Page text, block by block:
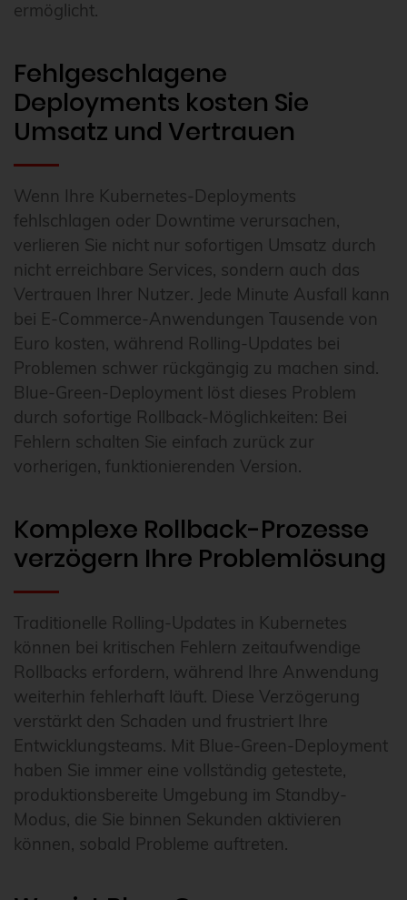
ermöglicht.
Fehlgeschlagene
Deployments kosten Sie
Umsatz und Vertrauen
Wenn Ihre Kubernetes-Deployments
fehlschlagen oder Downtime verursachen,
verlieren Sie nicht nur sofortigen Umsatz durch
nicht erreichbare Services, sondern auch das
Vertrauen Ihrer Nutzer. Jede Minute Ausfall kann
bei E-Commerce-Anwendungen Tausende von
Euro kosten, während Rolling-Updates bei
Problemen schwer rückgängig zu machen sind.
Blue-Green-Deployment löst dieses Problem
durch sofortige Rollback-Möglichkeiten: Bei
Fehlern schalten Sie einfach zurück zur
vorherigen, funktionierenden Version.
Komplexe Rollback-Prozesse
verzögern Ihre Problemlösung
Traditionelle Rolling-Updates in Kubernetes
können bei kritischen Fehlern zeitaufwendige
Rollbacks erfordern, während Ihre Anwendung
weiterhin fehlerhaft läuft. Diese Verzögerung
verstärkt den Schaden und frustriert Ihre
Entwicklungsteams. Mit Blue-Green-Deployment
haben Sie immer eine vollständig getestete,
produktionsbereite Umgebung im Standby-
Modus, die Sie binnen Sekunden aktivieren
können, sobald Probleme auftreten.